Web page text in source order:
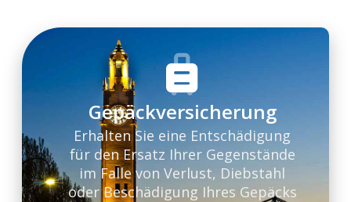
Gepäckversicherung
Erhalten Sie eine Entschädigung
für den Ersatz Ihrer Gegenstände
im Falle von Verlust, Diebstahl
oder Beschädigung Ihres Gepäcks